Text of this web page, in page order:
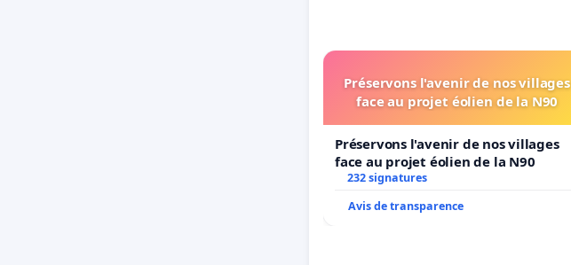
Préservons l'avenir de nos villages
face au projet éolien de la N90
Préservons l'avenir de nos villages
face au projet éolien de la N90
232 signatures
Avis de transparence